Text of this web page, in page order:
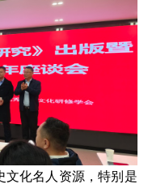
化名人资源，特别是